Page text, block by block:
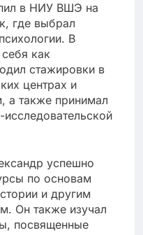
в НИУ ВШЭ на
где выбрал
В
как
стажировки в
центрах и
а также принимал
исследовательской
успешно
по основам
и другим
Он также изучал
посвященные